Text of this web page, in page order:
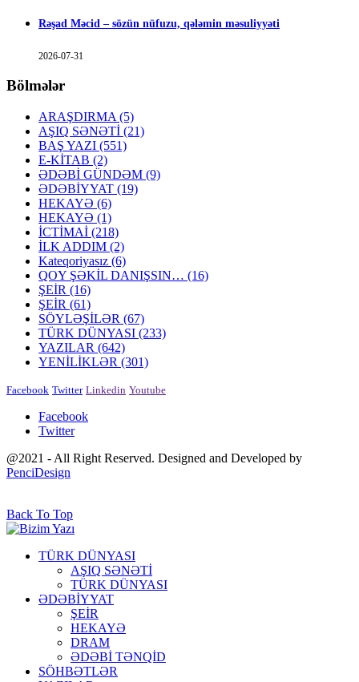
Rəşad Məcid – sözün nüfuzu, qələmin məsuliyyəti
2026-07-31
Bölmələr
ARAŞDIRMA (5)
AŞIQ SƏNƏTİ (21)
BAŞ YAZI (551)
E-KİTAB (2)
ƏDƏBİ GÜNDƏM (9)
ƏDƏBİYYAT (19)
HEKAYƏ (6)
HEKAYƏ (1)
İCTİMAİ (218)
İLK ADDIM (2)
Kateqoriyasız (6)
QOY ŞƏKİL DANIŞSIN… (16)
ŞEİR (16)
ŞEİR (61)
SÖYLƏŞİLƏR (67)
TÜRK DÜNYASI (233)
YAZILAR (642)
YENİLİKLƏR (301)
Facebook Twitter Linkedin Youtube
Facebook
Twitter
@2021 - All Right Reserved. Designed and Developed by
PenciDesign
Back To Top
TÜRK DÜNYASI
AŞIQ SƏNƏTİ
TÜRK DÜNYASI
ƏDƏBİYYAT
ŞEİR
HEKAYƏ
DRAM
ƏDƏBİ TƏNQİD
SÖHBƏTLƏR